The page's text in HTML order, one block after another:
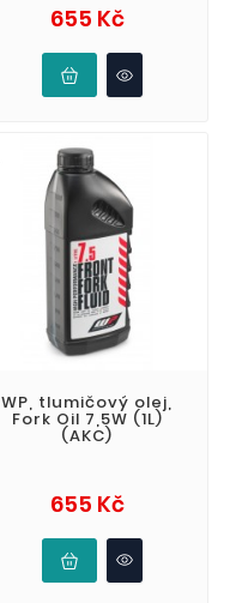
655 KčCena
WP, tlumičový olej,
Fork Oil 7,5W (1L)
(AKC)
655 KčCena